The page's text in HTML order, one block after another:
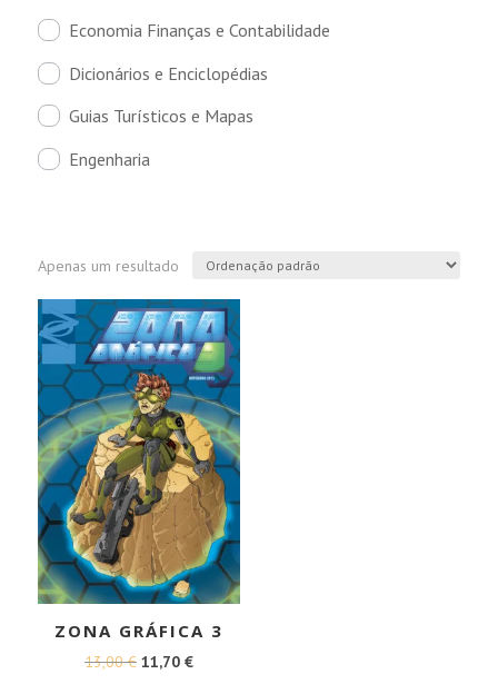
Economia Finanças e Contabilidade
Dicionários e Enciclopédias
Guias Turísticos e Mapas
Engenharia
Apenas um resultado
ZONA GRÁFICA 3
13,00€ O
11,70 €O